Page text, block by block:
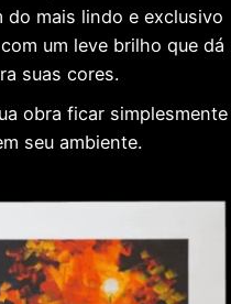
do mais lindo e exclusivo
um leve brilho que dá
suas cores.
obra ficar simplesmente
seu ambiente.